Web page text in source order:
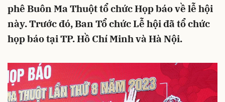
phê Buôn Ma Thuột tổ chức Họp báo về lễ hội
này. Trước đó, Ban Tổ chức Lễ hội đã tổ chức
họp báo tại TP. Hồ Chí Minh và Hà Nội.